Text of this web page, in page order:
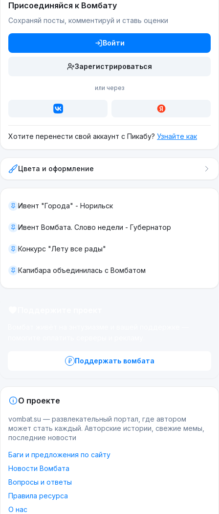
Присоединяйся к Вомбату
Сохраняй посты, комментируй и ставь оценки
Войти
Зарегистрироваться
или через
Хотите перенести свой аккаунт с Пикабу? Узнайте как
Цвета и оформление
Ивент "Города" - Норильск
Ивент Вомбата. Слово недели - Губернатор
Конкурс "Лету все рады"
Капибара объединилась с Вомбатом
Поддержать вомбата
О проекте
vombat.su — развлекательный портал, где автором
может стать каждый. Авторские истории, свежие мемы,
последние новости
Баги и предложения по сайту
Новости Вомбата
Вопросы и ответы
Правила ресурса
О нас